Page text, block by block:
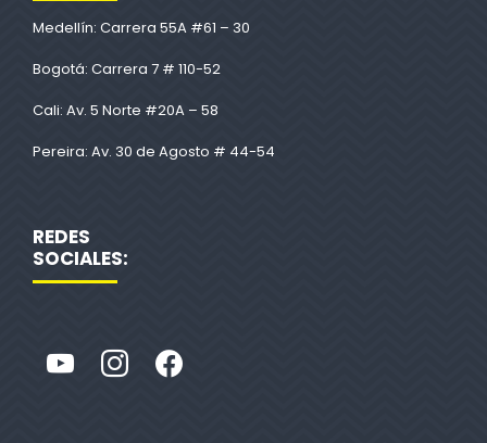
Medellín: Carrera 55A #61 – 30
Bogotá: Carrera 7 # 110-52
Cali: Av. 5 Norte #20A – 58
Pereira: Av. 30 de Agosto # 44-54
REDES
SOCIALES: